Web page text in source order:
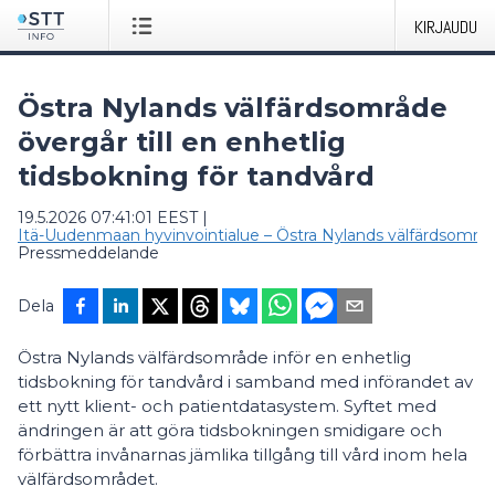
KIRJAUDU
Östra Nylands välfärdsområde
övergår till en enhetlig
tidsbokning för tandvård
19.5.2026 07:41:01 EEST|
Itä-Uudenmaan hyvinvointialue – Östra Nylands
Pressmeddelande
Dela
Östra Nylands välfärdsområde inför en enhetlig
tidsbokning för tandvård i samband med införandet av
ett nytt klient- och patientdatasystem. Syftet med
ändringen är att göra tidsbokningen smidigare och
förbättra invånarnas jämlika tillgång till vård inom hela
välfärdsområdet.